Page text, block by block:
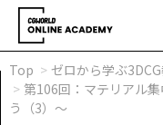
Top ゼロから学ぶ
第106回：マテリアル
う（3）～